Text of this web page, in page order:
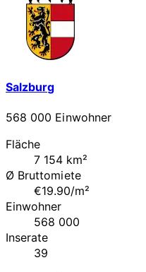
Salzburg
568 000 Einwohner
Fläche
7 154 km²
Ø Bruttomiete
€19.90/m²
Einwohner
568 000
Inserate
39